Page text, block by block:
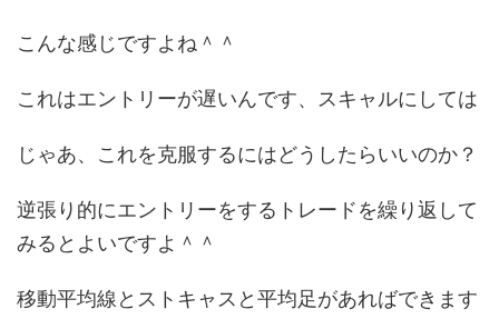
こんな感じですよね＾＾
これはエントリーが遅いんです、スキャルにしては
じゃあ、これを克服するにはどうしたらいいのか？
逆張り的にエントリーをするトレードを繰り返して
みるとよいですよ＾＾
移動平均線とストキャスと平均足があればできます